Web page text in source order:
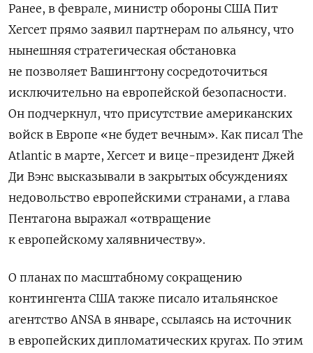
Ранее, в феврале, министр обороны США Пит
Хегсет прямо заявил партнерам по альянсу, что
нынешняя стратегическая обстановка
не позволяет Вашингтону сосредоточиться
исключительно на европейской безопасности.
Он подчеркнул, что присутствие американских
войск в Европе «не будет вечным». Как писал The
Atlantic в марте, Хегсет и вице-президент Джей
Ди Вэнс высказывали в закрытых обсуждениях
недовольство европейскими странами, а глава
Пентагона выражал «отвращение
к европейскому халявничеству».
О планах по масштабному сокращению
контингента США также писало итальянское
агентство ANSA в январе, ссылаясь на источник
в европейских дипломатических кругах. По этим